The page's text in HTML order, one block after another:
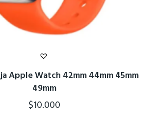
Apple Watch 42mm 44mm 45mm
49mm
$10.000